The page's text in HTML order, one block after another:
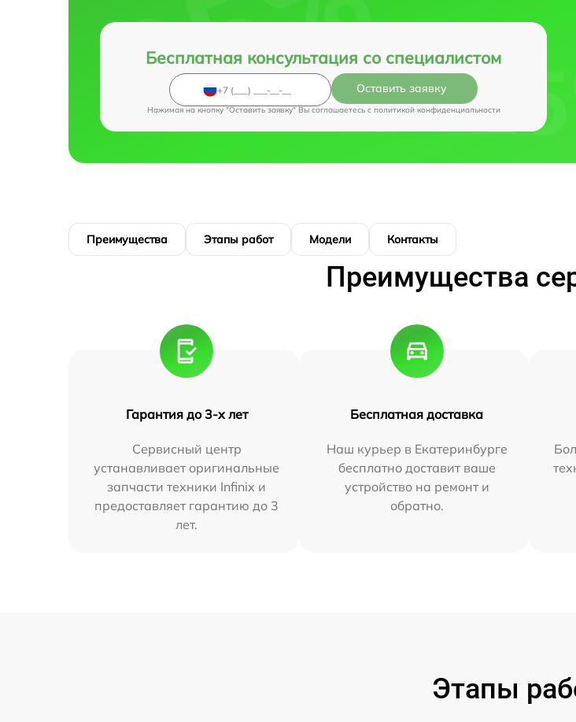
Бесплатная консультация со специалистом
Оставить заявку
Нажимая на кнопку "Оставить заявку" Вы соглашаетесь c политикой конфиденциальности
Преимущества Этапы работ Модели Контакты
Преимущества
Гарантия до 3-х лет
Сервисный центр
устанавливает оригинальные
запчасти техники Infinix и
предоставляет гарантию до 3
лет.
Бесплатная доставка
Наш курьер в Екатеринбурге
бесплатно доставит ваше
устройство на ремонт и
обратно.
Этапы